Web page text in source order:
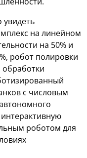
на линейном
на 50% и
робот полировки
с числовым
роботом для